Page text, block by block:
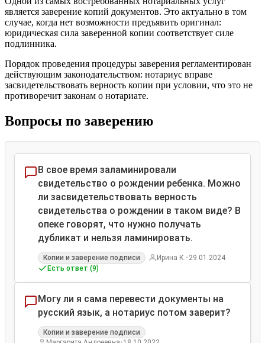
является заверение копий документов. Это актуально в том
случае, когда нет возможности предъявить оригинал:
юридическая сила заверенной копии соответствует силе
подлинника.
Порядок проведения процедуры заверения регламентирован
действующим законодательством: нотариус вправе
засвидетельствовать верность копии при условии, что это не
противоречит законам о нотариате.
Вопросы по заверению
В свое время заламинировали
свидетельство о рождении ребенка. Можно
ли засвидетельствовать верность
свидетельства о рождении в таком виде? В
опеке говорят, что нужно получать
дубликат и нельзя ламинировать.
Копии и заверение подписи Ирина К. •29.01.2024
Есть ответ (9)
Могу ли я сама перевести документы на
русский язык, а нотариус потом заверит?
Копии и заверение подписи